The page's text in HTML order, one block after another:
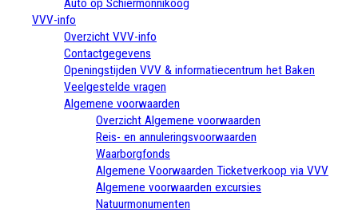
Auto op Schiermonnikoog
VVV-info
Overzicht VVV-info
Contactgegevens
Openingstijden VVV & informatiecentrum het Baken
Veelgestelde vragen
Algemene voorwaarden
Overzicht Algemene voorwaarden
Reis- en annuleringsvoorwaarden
Waarborgfonds
Algemene Voorwaarden Ticketverkoop via VVV
Algemene voorwaarden excursies
Natuurmonumenten